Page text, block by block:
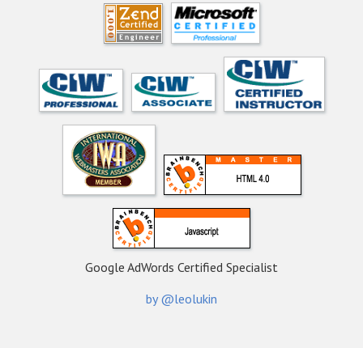
Google AdWords Certified Specialist
by @leolukin